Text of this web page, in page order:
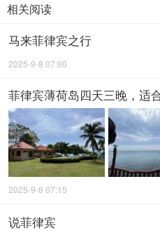
相关阅读
马来菲律宾之行
2025-9-8 07:00
菲律宾薄荷岛四天三晚，适
2025-9-8 07:15
说菲律宾